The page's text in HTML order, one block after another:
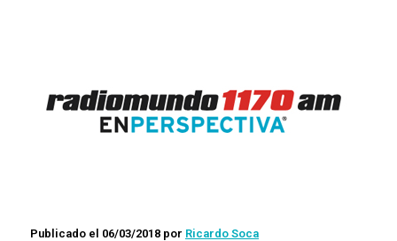
Publicado el 06/03/2018 por Ricardo Soca